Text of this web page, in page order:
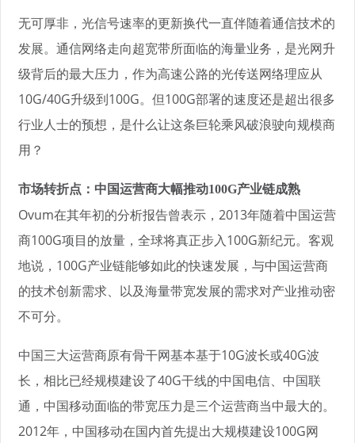
无可厚非，光信号速率的更新换代一直伴随着通信技术的
发展。通信网络走向超宽带所面临的海量业务，是光网升
级背后的最大压力，作为高速公路的光传送网络理应从
10G/40G升级到100G。但100G部署的速度还是超出很多
行业人士的预想，是什么让这条巨轮乘风破浪驶向规模商
用？
市场转折点：中国运营商大幅推动100G产业链成熟
Ovum在其年初的分析报告曾表示，2013年随着中国运营
商100G项目的放量，全球将真正步入100G新纪元。客观
地说，100G产业链能够如此的快速发展，与中国运营商
的技术创新需求、以及海量带宽发展的需求对产业推动密
不可分。
中国三大运营商原有骨干网基本基于10G波长或40G波
长，相比已经规模建设了40G干线的中国电信、中国联
通，中国移动面临的带宽压力是三个运营商当中最大的。
2012年，中国移动在国内首先提出大规模建设100G网